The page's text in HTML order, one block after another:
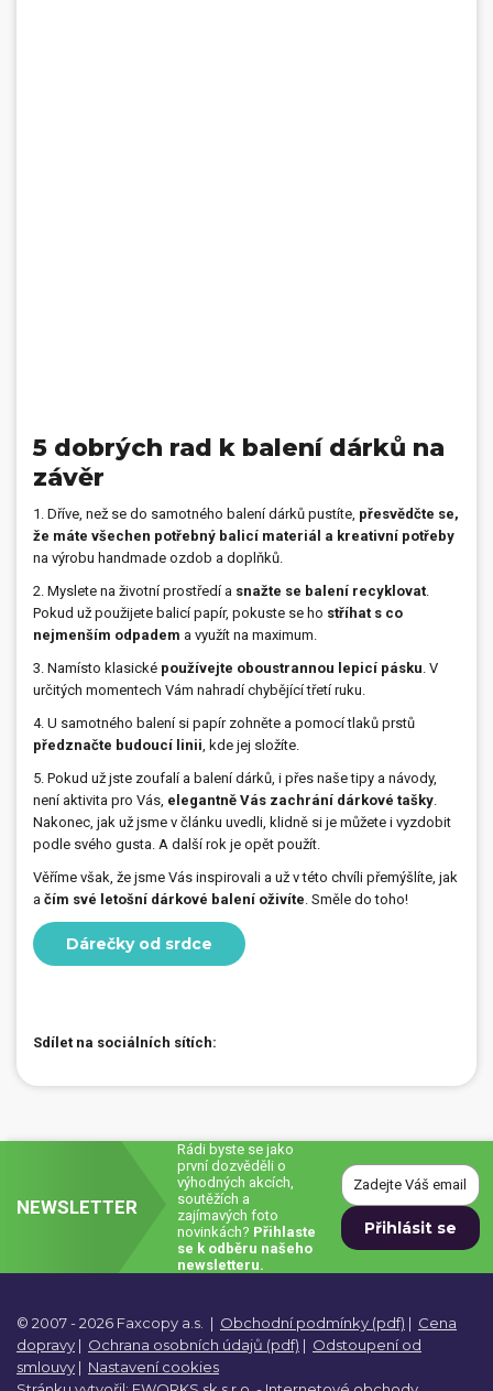
5 dobrých rad k balení dárků na
závěr
1. Dříve, než se do samotného balení dárků pustíte, přesvědčte se,
že máte všechen potřebný balicí materiál a kreativní potřeby
na výrobu handmade ozdob a doplňků.
2. Myslete na životní prostředí a snažte se balení recyklovat
Pokud už použijete balicí papír, pokuste se ho stříhat s co
nejmenším odpadem a využít na maximum.
3. Namísto klasické používejte oboustrannou lepicí pásku . V
určitých momentech Vám nahradí chybějící třetí ruku.
4. U samotného balení si papír zohněte a pomocí tlaků prstů
předznačte budoucí linii , kde jej složíte.
5. Pokud už jste zoufalí a balení dárků, i přes naše tipy a návody,
není aktivita pro Vás, elegantně Vás zachrání dárkové tašky
Nakonec, jak už jsme v článku uvedli, klidně si je můžete i vyzdobit
podle svého gusta. A další rok je opět použít.
Věříme však, že jsme Vás inspirovali a už v této chvíli přemýšlíte, jak
a čím své letošní dárkové balení oživíte . Směle do toho!
Dárečky od srdce
Sdílet na sociálních sítích:
NEWSLETTER
Rádi byste se jako
první dozvěděli o
výhodných akcích,
soutěžích a
zajímavých foto
novinkách? Přihlaste
se k odběru našeho
newsletteru.
© 2007 - 2026 Faxcopy a.s. | Obchodní podmínky (pdf) | Cena
dopravy | Ochrana osobních údajů (pdf) | Odstoupení od
smlouvy | Nastavení cookies